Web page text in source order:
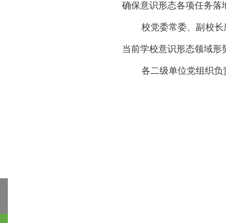
确保意识形态各项任务落
校党委常委、副校
当前学校意识形态领域形
各二级单位党组织负